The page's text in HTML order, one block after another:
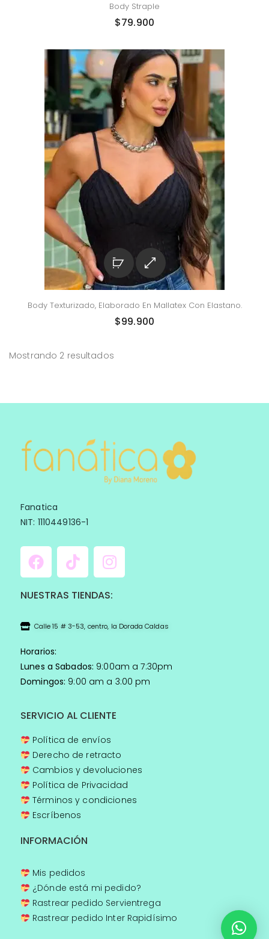
Body Straple
$79.900
Body Texturizado, Elaborado En Mallatex Con Elastano.
$99.900
Mostrando 2 resultados
Fanatica
NIT: 1110449136-1
NUESTRAS TIENDAS:
Calle 15 # 3-53, centro, la Dorada Caldas
Horarios:
Lunes a Sabados: 9:00am a 7:30pm
Domingos: 9:00 am a 3:00 pm
SERVICIO AL CLIENTE
Política de envíos
Derecho de retracto
Cambios y devoluciones
Política de Privacidad
Términos y condiciones
Escríbenos
INFORMACIÓN
Mis pedidos
¿Dónde está mi pedido?
Rastrear pedido Servientrega
Rastrear pedido Inter Rapidísimo